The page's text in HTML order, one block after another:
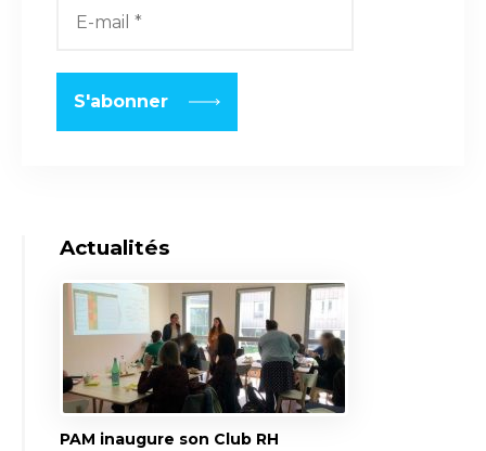
Actualités
PAM inaugure son Club RH